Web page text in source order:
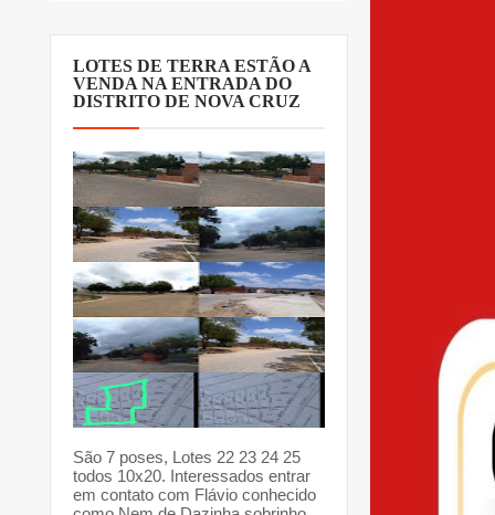
LOTES DE TERRA ESTÃO A
VENDA NA ENTRADA DO
DISTRITO DE NOVA CRUZ
São 7 poses, Lotes 22 23 24 25
todos 10x20. Interessados entrar
em contato com Flávio conhecido